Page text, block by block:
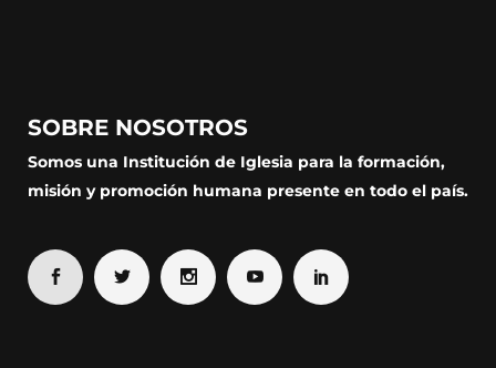
SOBRE NOSOTROS
Somos una Institución de Iglesia para la formación,
misión y promoción humana presente en todo el país.